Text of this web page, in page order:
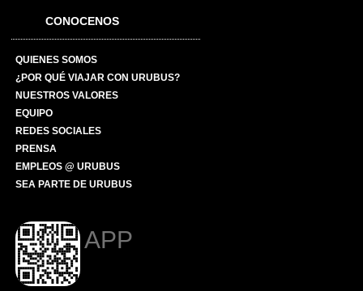
CONOCENOS
QUIENES SOMOS
¿POR QUÉ VIAJAR CON URUBUS?
NUESTROS VALORES
EQUIPO
REDES SOCIALES
PRENSA
EMPLEOS @ URUBUS
SEA PARTE DE URUBUS
APP